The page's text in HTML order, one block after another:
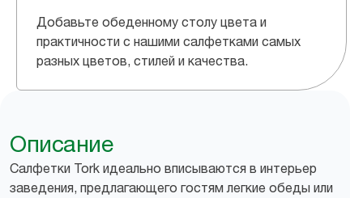
Добавьте обеденному столу цвета и
практичности с нашими салфетками самых
разных цветов, стилей и качества.
Описание
Салфетки Tork идеально вписываются в интерьер
заведения, предлагающего гостям легкие обеды или